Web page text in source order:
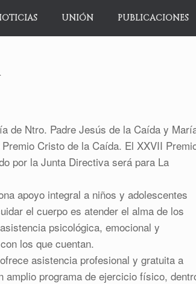
UNIÓN PUBLICACIONES
de Ntro. Padre Jesús de la Caída y
Cristo de la Caída. El XXVII
por la Junta Directiva será para La
apoyo integral a niños y adolescentes
el cuerpo es atender el alma de los
psicológica, emocional y
los que cuentan.
asistencia profesional y gratuita a
programa de ejercicio físico,